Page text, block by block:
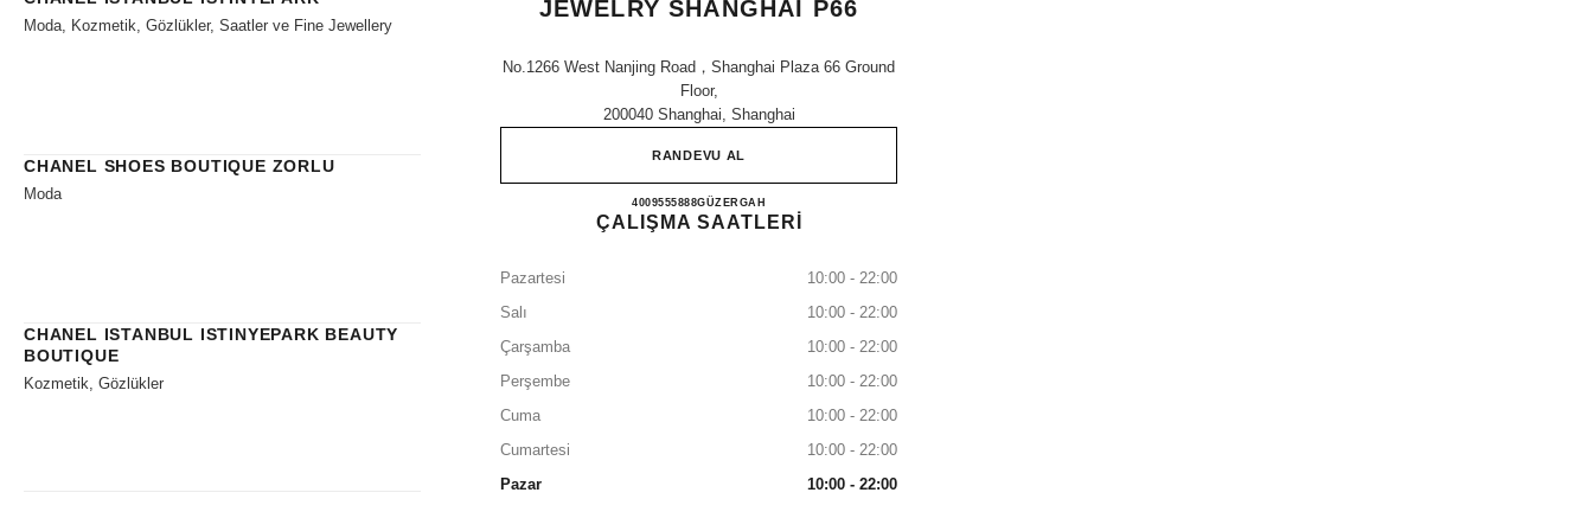
Moda, Kozmetik, Gözlükler, Saatler ve Fine Jewellery
CHANEL SHOES BOUTIQUE ZORLU
Moda
CHANEL ISTANBUL ISTINYEPARK BEAUTY
BOUTIQUE
Kozmetik, Gözlükler
JEWELRY SHANGHAI P66
No.1266 West Nanjing Road，shanghai Plaza 66 Ground
Floor,
200040 Shanghai, Shanghai
RANDEVU AL
ARAYIN
4009555888GÜZERGAHCHANEL WATCHES & FINE JEWELRY SHANGHAI P66
ÇALIŞMA SAATLERİ
Pazartesi
10:00 - 22:00
Salı
10:00 - 22:00
Çarşamba
10:00 - 22:00
Perşembe
10:00 - 22:00
Cuma
10:00 - 22:00
Cumartesi
10:00 - 22:00
Pazar
10:00 - 22:00